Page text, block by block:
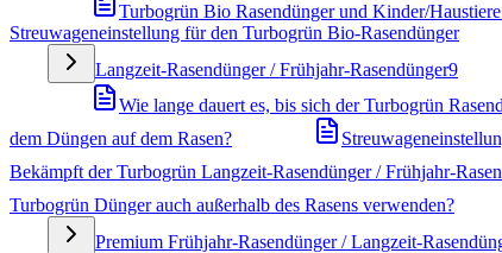
Turbogrün Bio Rasendünger und Kinder/
Streuwageneinstellung für den Turbogrün Bio-Rasendünger
Langzeit-Rasendünger / Frühjahr-Rasendünger9
Wie lange dauert es, bis sich der Turbogrün
dem Düngen auf dem Rasen?
Bekämpft der Turbogrün Langzeit-Rasendünger / Frühjahr-
Turbogrün Dünger auch außerhalb des Rasens verwenden?
Premium Frühjahr-Rasendünger / Langzeit-